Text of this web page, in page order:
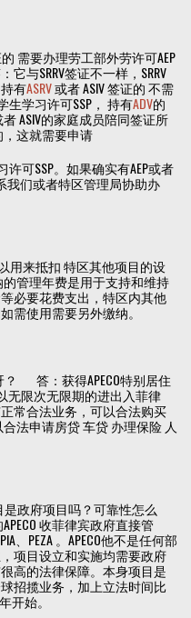
的 需要办理劳工部外劳许可AEP
与SRRV签证不一样，SRRV
有ASRV或者 ASIV 签证的 不需
生学习许可SSP， 持有ADV的
ASIV的家庭成员陪同签证所
这就需要申请
可SSP。如果确实有AEP或者
我们或者特区管理局协助办
用来抵扣 特区其他项目的设
管理年费是用于支持和维持
必要花费支出，特区内其他
需使用需要另外缴纳。
？ 答：获得APECO特别居住
无限次无限期的进出入菲律
常合法业务，可以合法购买
法申请房贷 车贷 办理保险 人
是政府项目吗？可靠性怎么
收菲律宾政府直接管
、PEZA 。APECO他不是任何部
项目设立和实施均需要政府
高的法律保障。本身项目是
招揽业务，加上立法时间比
开始。